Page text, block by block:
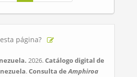
página?
2026.Catálogo digital de
.Consulta deAmphiroa